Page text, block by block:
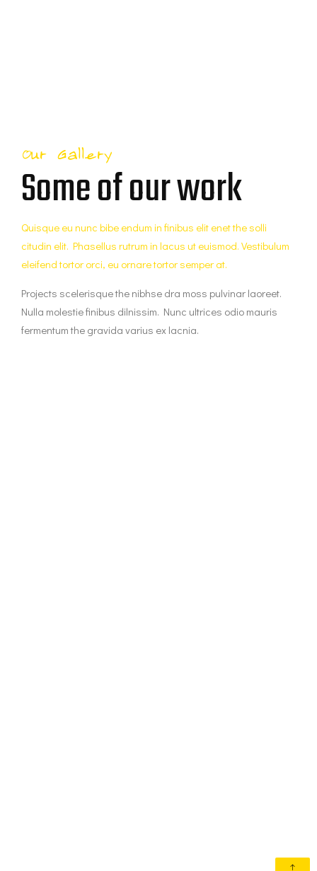
Our Gallery
Some of our work
Quisque eu nunc bibe endum in finibus elit enet the solli
citudin elit. Phasellus rutrum in lacus ut euismod. Vestibulum
eleifend tortor orci, eu ornare tortor semper at.
Projects scelerisque the nibhse dra moss pulvinar laoreet.
Nulla molestie finibus dilnissim. Nunc ultrices odio mauris
fermentum the gravida varius ex lacnia.